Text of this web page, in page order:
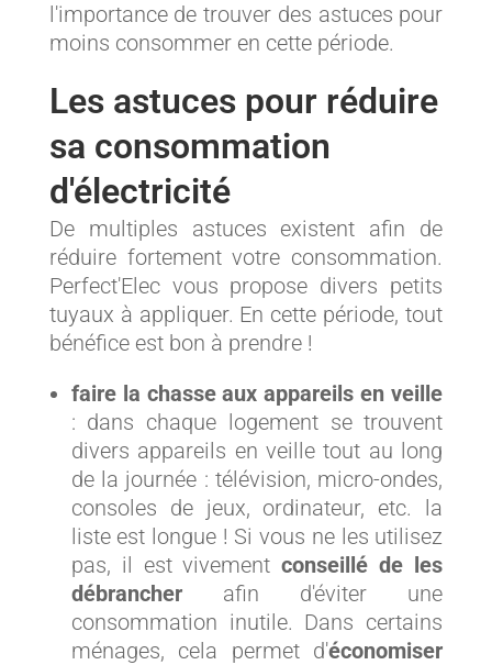
l'importance de trouver des astuces pour
moins consommer en cette période.
Les astuces pour réduire
sa consommation
d'électricité
De multiples astuces existent afin de
réduire fortement votre consommation.
Perfect'Elec vous propose divers petits
tuyaux à appliquer. En cette période, tout
bénéfice est bon à prendre !
faire la chasse aux appareils en veille
: dans chaque logement se trouvent
divers appareils en veille tout au long
de la journée : télévision, micro-ondes,
consoles de jeux, ordinateur, etc. la
liste est longue ! Si vous ne les utilisez
pas, il est vivement conseillé de les
débrancherafin d'éviter une
consommation inutile. Dans certains
ménages, cela permet d'économiser